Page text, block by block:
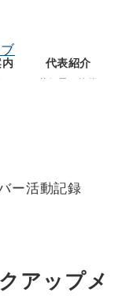
代表紹介
ー活動記録
アップメ